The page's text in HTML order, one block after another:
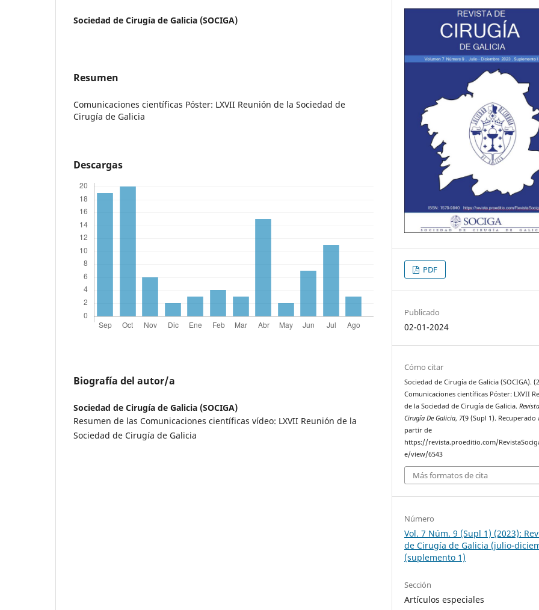
Sociedad de Cirugía de Galicia (SOCIGA)
Resumen
Comunicaciones científicas Póster: LXVII Reunión de la Sociedad de
Cirugía de Galicia
Descargas
Biografía del autor/a
Sociedad de Cirugía de Galicia (SOCIGA)
Resumen de las Comunicaciones científicas vídeo: LXVII Reunión de la
Sociedad de Cirugía de Galicia
PDF
Publicado
02-01-2024
Cómo citar
Sociedad de Cirugía de Galicia (SOCIGA).
Comunicaciones científicas Póster: LXVII
de la Sociedad de Cirugía de Galicia.
Cirugía De Galicia, 7(9 (Supl 1). Recuperado
partir de
https://revista.proeditio.com/
e/view/6543
Más formatos de cita
Número
Vol. 7 Núm. 9 (Supl 1) (2023):
de Cirugía de Galicia (julio-
(suplemento 1)
Sección
Artículos especiales